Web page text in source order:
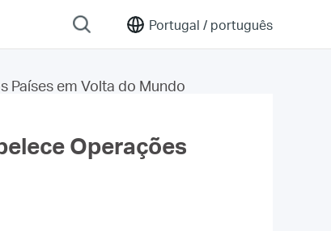
Portugal / português
Países em Volta do Mundo
Operações